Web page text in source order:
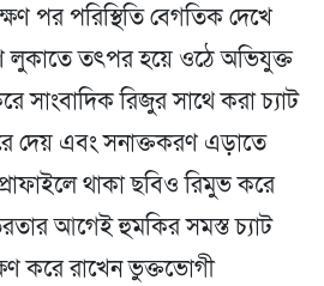
পর পরিস্থিতি বেগতিক দেখে
লুকাতে তৎপর হয়ে ওঠে অভিযুক্ত
সাংবাদিক রিজুর সাথে করা চ্যাট
দেয় এবং সনাক্তকরণ এড়াতে
থাকা ছবিও রিমুভ করে
আগেই হুমকির সমস্ত চ্যাট
করে রাখেন ভুক্তভোগী